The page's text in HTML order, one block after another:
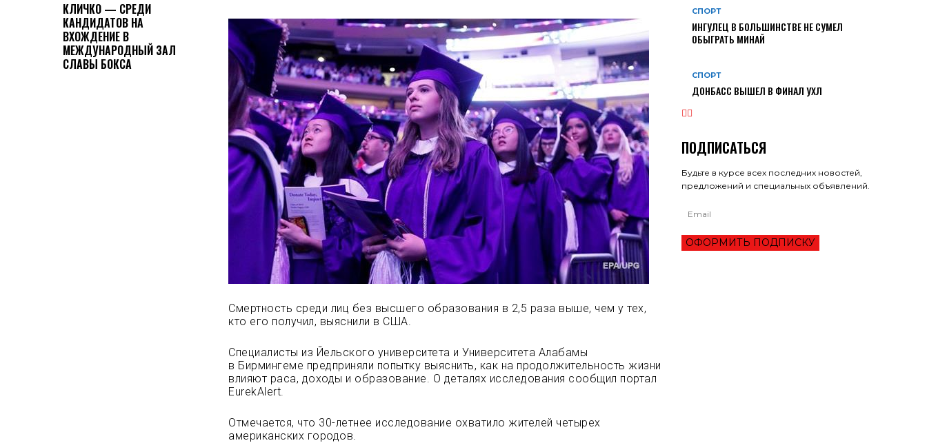
КЛИЧКО — СРЕДИ
КАНДИДАТОВ НА
ВХОЖДЕНИЕ В
МЕЖДУНАРОДНЫЙ ЗАЛ
СЛАВЫ БОКСА
Смертность среди лиц без высшего образования в 2,5 раза выше, чем у тех,
кто его получил, выяснили в США.
Специалисты из Йельского университета и Университета Алабамы
в Бирмингеме предприняли попытку выяснить, как на продолжительность жизни
влияют раса, доходы и образование. О деталях исследования сообщил портал
EurekAlert.
Отмечается, что 30-летнее исследование охватило жителей четырех
американских городов.
СПОРТ
ИНГУЛЕЦ В БОЛЬШИНСТВЕ НЕ СУМЕЛ
ОБЫГРАТЬ МИНАЙ
СПОРТ
ДОНБАСС ВЫШЕЛ В ФИНАЛ УХЛ
ПОДПИСАТЬСЯ
Будьте в курсе всех последних новостей,
предложений и специальных объявлений.
ОФОРМИТЬ ПОДПИСКУ